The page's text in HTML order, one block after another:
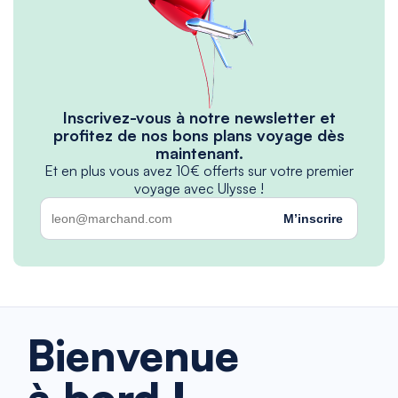
Inscrivez-vous à notre newsletter et
profitez de nos bons plans voyage dès
maintenant.
Et en plus vous avez 10€ offerts sur votre premier
voyage avec Ulysse !
M’inscrire
Bienvenue